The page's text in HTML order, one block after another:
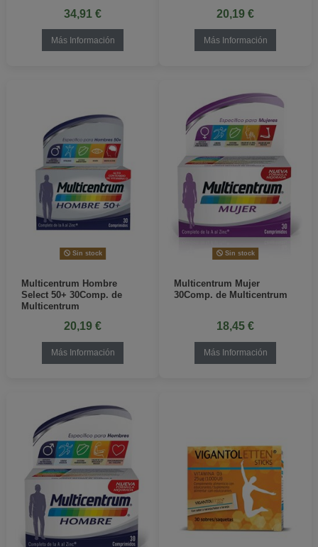
34,91 €
Más Información
20,19 €
Más Información
Sin stock
Multicentrum Hombre
Select 50+ 30Comp. de
Multicentrum
20,19 €
Más Información
Sin stock
Multicentrum Mujer
30Comp. de Multicentrum
18,45 €
Más Información